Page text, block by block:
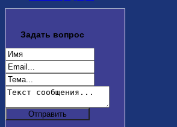
Задать вопрос